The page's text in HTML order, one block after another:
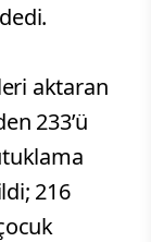
aktaran
233’ü
216